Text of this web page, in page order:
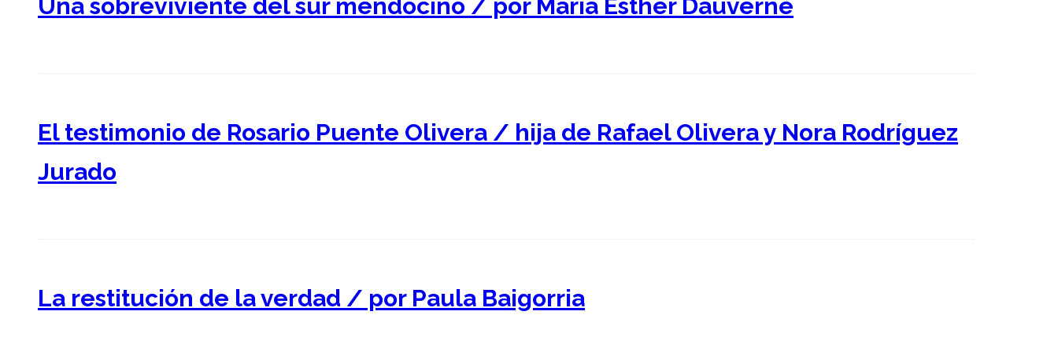
Una sobreviviente del sur mendocino / por María Esther Dauverné
El testimonio de Rosario Puente Olivera / hija de Rafael Olivera y Nora Rodríguez
Jurado
La restitución de la verdad / por Paula Baigorria